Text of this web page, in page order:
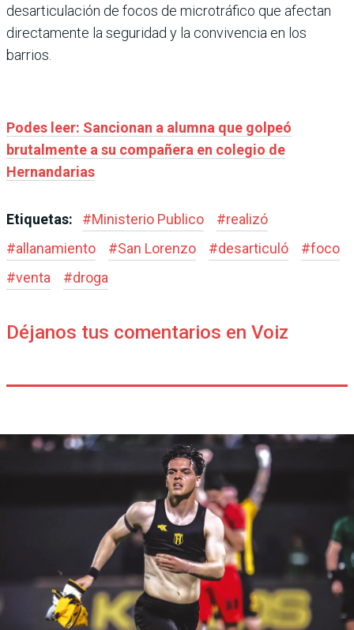
desarticulación de focos de microtráfico que afectan
directamente la seguridad y la convivencia en los
barrios.
Podes leer: Sancionan a alumna que golpeó
brutalmente a su compañera en colegio de
Hernandarias
Etiquetas: #Ministerio Publico #realizó
#allanamiento #San Lorenzo #desarticuló #foco
#venta #droga
Déjanos tus comentarios en Voiz